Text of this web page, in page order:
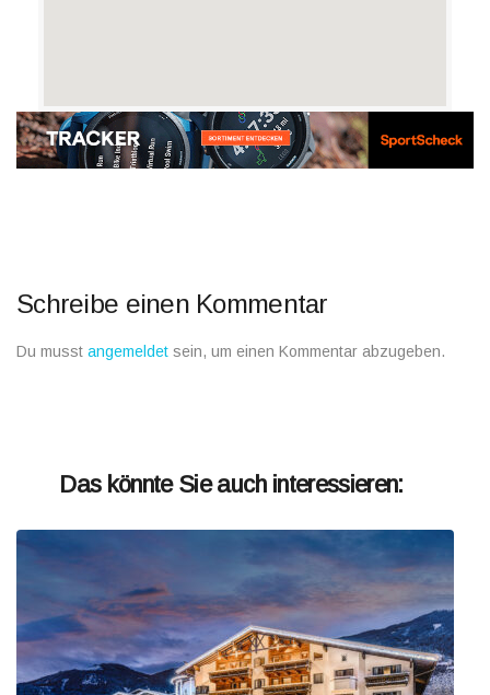
Schreibe einen Kommentar
Du musst angemeldet sein, um einen Kommentar abzugeben.
Das könnte Sie auch interessieren: